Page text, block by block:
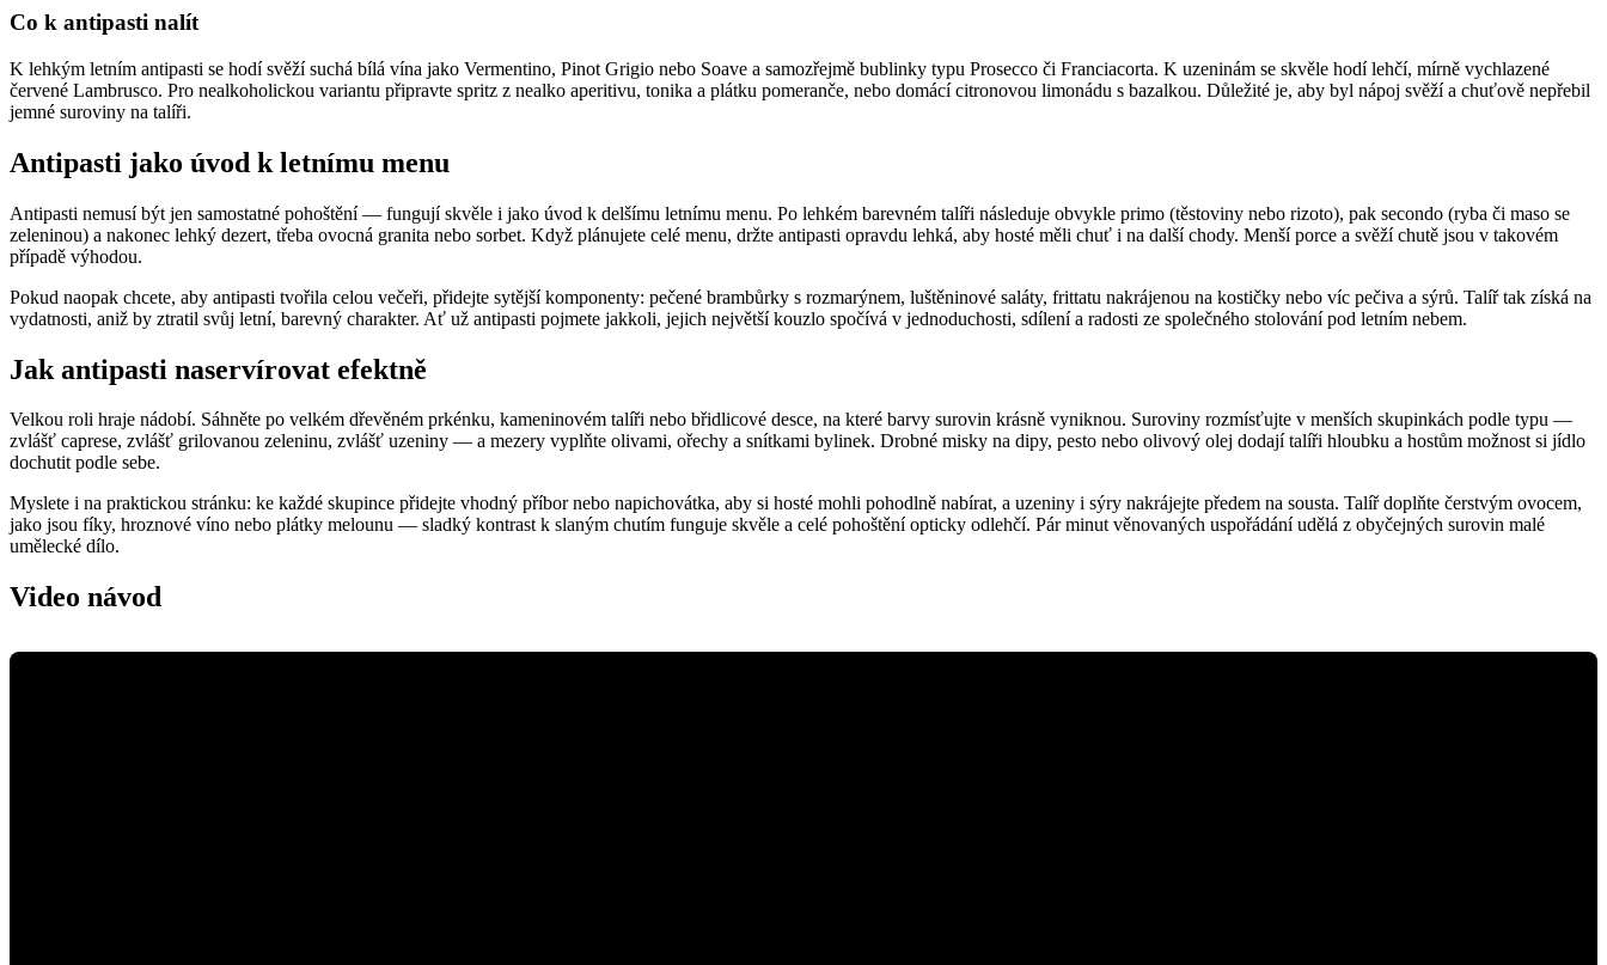
Co k antipasti nalít
K lehkým letním antipasti se hodí svěží suchá bílá vína jako Vermentino, Pinot Grigio nebo Soave a samozřejmě bublinky typu Prosecco či Franciacorta. K uzeninám se skvěle hodí lehčí, mírně vychlazené
červené Lambrusco. Pro nealkoholickou variantu připravte spritz z nealko aperitivu, tonika a plátku pomeranče, nebo domácí citronovou limonádu s bazalkou. Důležité je, aby byl nápoj svěží a chuťově nepřebil
jemné suroviny na talíři.
Antipasti jako úvod k letnímu menu
Antipasti nemusí být jen samostatné pohoštění — fungují skvěle i jako úvod k delšímu letnímu menu. Po lehkém barevném talíři následuje obvykle primo (těstoviny nebo rizoto), pak secondo (ryba či maso se
zeleninou) a nakonec lehký dezert, třeba ovocná granita nebo sorbet. Když plánujete celé menu, držte antipasti opravdu lehká, aby hosté měli chuť i na další chody. Menší porce a svěží chutě jsou v takovém
případě výhodou.
Pokud naopak chcete, aby antipasti tvořila celou večeři, přidejte sytější komponenty: pečené brambůrky s rozmarýnem, luštěninové saláty, frittatu nakrájenou na kostičky nebo víc pečiva a sýrů. Talíř tak získá na
vydatnosti, aniž by ztratil svůj letní, barevný charakter. Ať už antipasti pojmete jakkoli, jejich největší kouzlo spočívá v jednoduchosti, sdílení a radosti ze společného stolování pod letním nebem.
Jak antipasti naservírovat efektně
Velkou roli hraje nádobí. Sáhněte po velkém dřevěném prkénku, kameninovém talíři nebo břidlicové desce, na které barvy surovin krásně vyniknou. Suroviny rozmísťujte v menších skupinkách podle typu —
zvlášť caprese, zvlášť grilovanou zeleninu, zvlášť uzeniny — a mezery vyplňte olivami, ořechy a snítkami bylinek. Drobné misky na dipy, pesto nebo olivový olej dodají talíři hloubku a hostům možnost si jídlo
dochutit podle sebe.
Myslete i na praktickou stránku: ke každé skupince přidejte vhodný příbor nebo napichovátka, aby si hosté mohli pohodlně nabírat, a uzeniny i sýry nakrájejte předem na sousta. Talíř doplňte čerstvým ovocem,
jako jsou fíky, hroznové víno nebo plátky melounu — sladký kontrast k slaným chutím funguje skvěle a celé pohoštění opticky odlehčí. Pár minut věnovaných uspořádání udělá z obyčejných surovin malé
umělecké dílo.
Video návod